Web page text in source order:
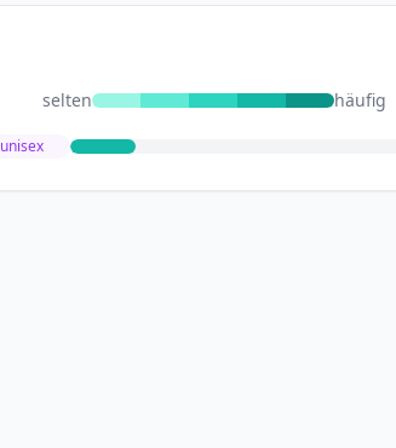
selten häufig
unisex